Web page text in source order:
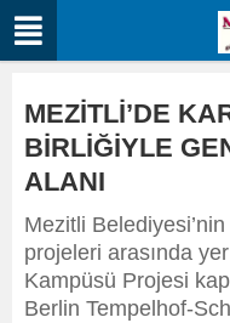
MEZİTLİ’DE
BİRLİĞİYLE
ALANI
Mezitli
projeleri arasında
Kampüsü Projesi
Berlin Tempelhof-